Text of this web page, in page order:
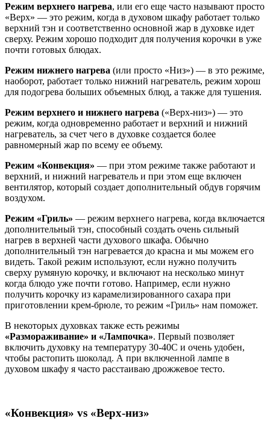
Режим верхнего нагрева, или его еще часто называют просто
«Верх» — это режим, когда в духовом шкафу работает только
верхний тэн и соответственно основной жар в духовке идет
сверху. Режим хорошо подходит для получения корочки в уже
почти готовых блюдах.
Режим нижнего нагрева (или просто «Низ») — в это режиме,
наоборот, работает только нижний нагреватель, режим хорош
для подогрева больших объемных блюд, а также для тушения.
Режим верхнего и нижнего нагрева («Верх-низ») — это
режим, когда одновременно работает и верхний и нижний
нагреватель, за счет чего в духовке создается более
равномерный жар по всему ее объему.
Режим «Конвекция» — при этом режиме также работают и
верхний, и нижний нагреватель и при этом еще включен
вентилятор, который создает дополнительный обдув горячим
воздухом.
Режим «Гриль» — режим верхнего нагрева, когда включается
дополнительный тэн, способный создать очень сильный
нагрев в верхней части духового шкафа. Обычно
дополнительный тэн нагревается до красна и мы можем его
видеть. Такой режим используют, если нужно получить
сверху румяную корочку, и включают на несколько минут
когда блюдо уже почти готово. Например, если нужно
получить корочку из карамелизированного сахара при
приготовлении крем-брюле, то режим «Гриль» нам поможет.
В некоторых духовках также есть режимы
«Размораживание» и «Лампочка». Первый позволяет
включить духовку на температуру 30-40С и очень удобен,
чтобы растопить шоколад. А при включенной лампе в
духовом шкафу я часто расстаиваю дрожжевое тесто.
«Конвекция» vs «Верх-низ»